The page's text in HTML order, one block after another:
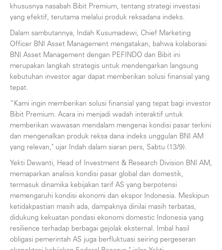
khususnya nasabah Bibit Premium, tentang strategi investasi
yang efektif, terutama melalui produk reksadana indeks.
Dalam sambutannya, Indah Kusumadewi, Chief Marketing
Officer BNI Asset Management mengatakan, bahwa kolaborasi
BNI Asset Management dengan PEFINDO dan Bibit ini
merupakan langkah strategis untuk mendengarkan langsung
kebutuhan investor agar dapat memberikan solusi finansial yang
tepat.
“Kami ingin memberikan solusi finansial yang tepat bagi investor
Bibit Premium. Acara ini menjadi wadah interaktif untuk
memberikan wawasan mendalam mengenai kondisi pasar terkini
dan mengenalkan produk reksa dana indeks unggulan BNI AM
yang relevan," ujar Indah dalam siaran pers, Sabtu (13/9).
Yekti Dewanti, Head of Investment & Research Division BNI AM,
memaparkan analisis kondisi pasar global dan domestik,
termasuk dinamika kebijakan tarif AS yang berpotensi
memengaruhi kondisi ekonomi dan ekspor Indonesia. Meskipun
ketidakpastian masih ada, dampaknya dinilai masih terbatas,
didukung kekuatan pondasi ekonomi domestic Indonesia yang
resilience terhadap berbagai gejolak eksternal. Imbal hasil
obligasi pemerintah AS juga berfluktuasi seiring pergeseran